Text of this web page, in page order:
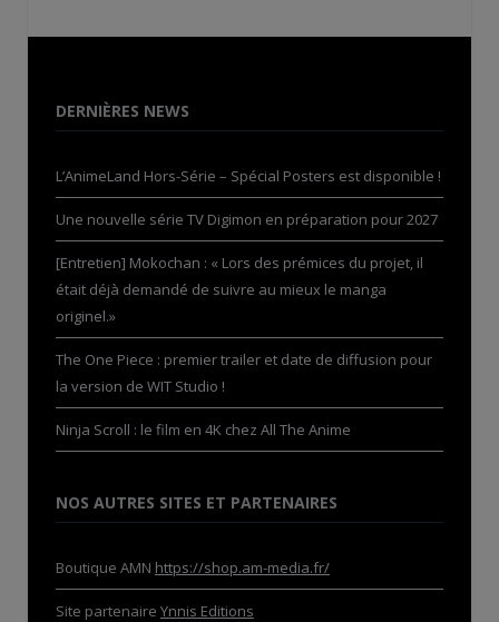
DERNIÈRES NEWS
L’AnimeLand Hors-Série – Spécial Posters est disponible !
Une nouvelle série TV Digimon en préparation pour 2027
[Entretien] Mokochan : « Lors des prémices du projet, il
était déjà demandé de suivre au mieux le manga
originel.»
The One Piece : premier trailer et date de diffusion pour
la version de WIT Studio !
Ninja Scroll : le film en 4K chez All The Anime
NOS AUTRES SITES ET PARTENAIRES
Boutique AMN https://shop.am-media.fr/
Site partenaire Ynnis Editions